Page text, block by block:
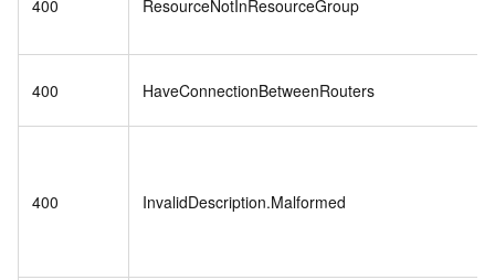
400 ResourceNotInResourceGroup
400 HaveConnectionBetweenRouters
400 InvalidDescription.Malformed